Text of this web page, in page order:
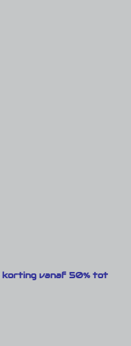
korting vanaf 50% tot